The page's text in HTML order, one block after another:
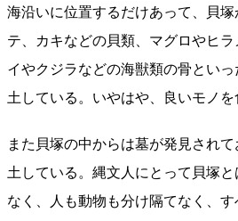
海沿いに位置するだけあって、貝
テ、カキなどの貝類、マグロやヒ
イやクジラなどの海獣類の骨とい
土している。いやはや、良いモノを
また貝塚の中からは墓が発見され
土している。縄文人にとって貝塚
なく、人も動物も分け隔てなく、